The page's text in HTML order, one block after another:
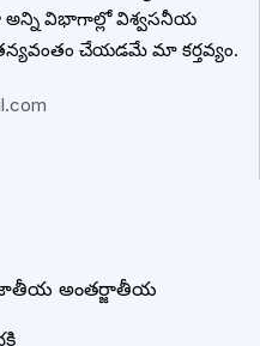
విభాగాల్లో విశ్వసనీయ
చేయడమే మా కర్తవ్యం.
అంతర్జాతీయ